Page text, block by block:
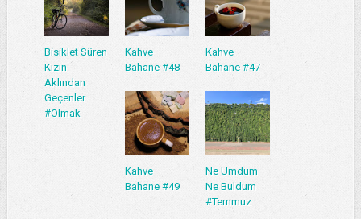
Bisiklet Süren
Kızın
Aklından
Geçenler
#Olmak
Kahve
Bahane #48
Kahve
Bahane #47
Kahve
Bahane #49
Ne Umdum
Ne Buldum
#Temmuz